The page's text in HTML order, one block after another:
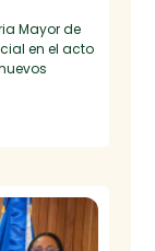
Mayor de
en el acto